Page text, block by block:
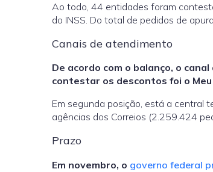
Ao todo, 44 entidades foram
do INSS. Do total de pedidos de
Canais de atendimento
De acordo com o balanço, o
contestar os descontos foi o
Em segunda posição, está a central
agências dos Correios (2.259.424
Prazo
Em novembro, o governo federal